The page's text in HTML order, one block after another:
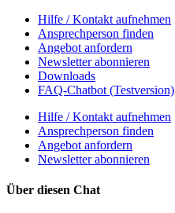
Hilfe / Kontakt aufnehmen
Ansprechperson finden
Angebot anfordern
Newsletter abonnieren
Downloads
FAQ-Chatbot (Testversion)
Hilfe / Kontakt aufnehmen
Ansprechperson finden
Angebot anfordern
Newsletter abonnieren
Über diesen Chat